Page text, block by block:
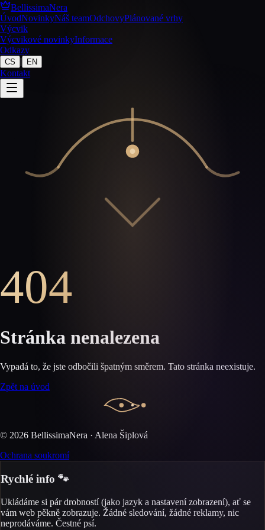
BellissimaNera
ÚvodNovinkyNáš teamOdchovyPlánované vrhy
Výcvik
Výcvikové novinkyInformace
Odkazy
CS | EN
Kontakt
404
Stránka nenalezena
Vypadá to, že jste odbočili špatným směrem. Tato stránka neexistuje.
Zpět na úvod
© 2026 BellissimaNera · Alena Šiplová
Ochrana soukromí
Rychlé info 🐾
Ukládáme si pár drobností (jako jazyk a nastavení zobrazení), ať se
vám web pěkně zobrazuje. Žádné sledování, žádné reklamy, nic
neprodáváme. Čestné psí.